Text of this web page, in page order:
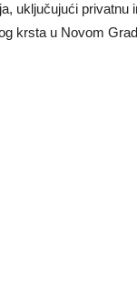
uključujući
krsta u Novom